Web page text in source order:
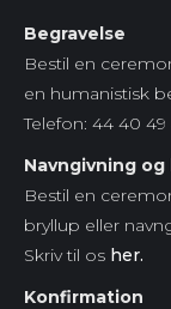
Begravelse
Bestil en
en humanistisk
Telefon: 44 40 49
Navngivning og
Bestil en
bryllup eller
Skriv til os her.
Konfirmation